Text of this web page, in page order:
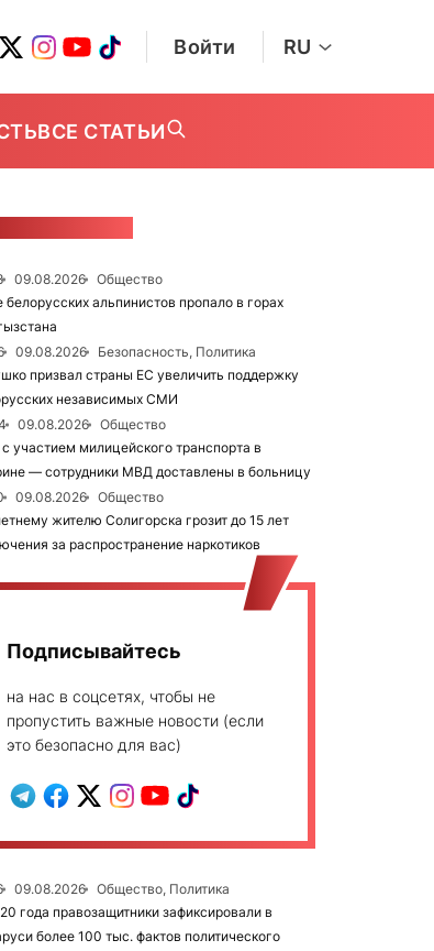
Войти RU
ВСЕ СТАТЬИ
09.08.2026
Общество
белорусских альпинистов пропало в горах
09.08.2026
Безопасность, Политика
призвал страны ЕС увеличить поддержку
независимых СМИ
09.08.2026
Общество
участием милицейского транспорта в
— сотрудники МВД доставлены в больницу
09.08.2026
Общество
жителю Солигорска грозит до 15 лет
за распространение наркотиков
Подписывайтесь
на нас в соцсетях, чтобы не
пропустить важные новости (если
это безопасно для вас)
09.08.2026
Общество, Политика
года правозащитники зафиксировали в
более 100 тыс. фактов политического